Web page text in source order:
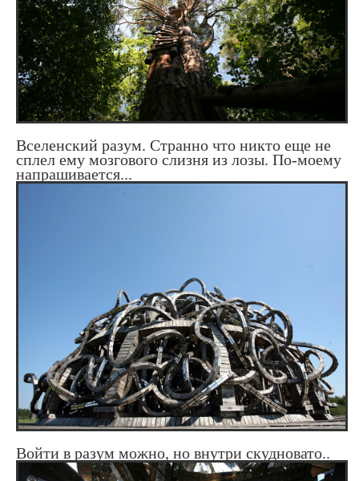
Вселенский разум. Странно что никто еще не
сплел ему мозгового слизня из лозы. По-моему
напрашивается...
Войти в разум можно, но внутри скудновато..